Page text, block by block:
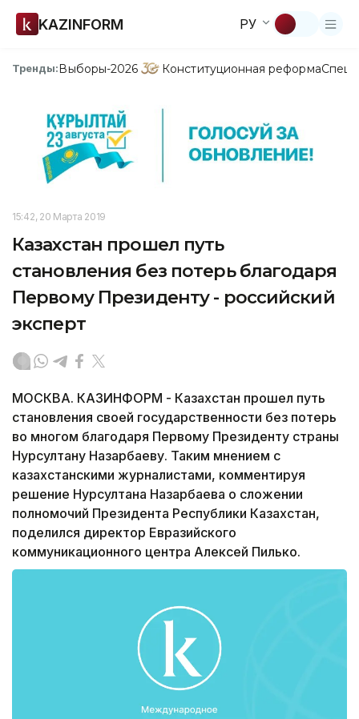
KAZINFORM РУ
Тренды:Выборы-2026 Конституционная реформа
15:42, 20 Марта 2019
Казахстан прошел путь
становления без потерь благодаря
Первому Президенту - российский
эксперт
МОСКВА. КАЗИНФОРМ - Казахстан прошел путь
становления своей государственности без потерь
во многом благодаря Первому Президенту страны
Нурсултану Назарбаеву. Таким мнением с
казахстанскими журналистами, комментируя
решение Нурсултана Назарбаева о сложении
полномочий Президента Республики Казахстан,
поделился директор Евразийского
коммуникационного центра Алексей Пилько.